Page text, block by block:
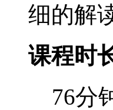
细的解
课程时
76分